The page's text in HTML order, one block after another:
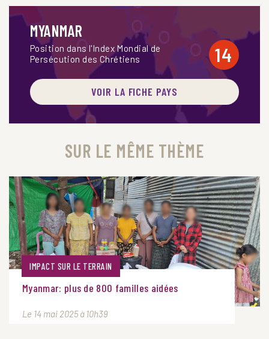
MYANMAR
Position dans l'Index Mondial de
Persécution des Chrétiens
14
VOIR LA FICHE PAYS
SUR LE MÊME THÈME
IMPACT SUR LE TERRAIN
Myanmar: plus de 800 familles aidées
Le 14 mai 2025 à 10h39